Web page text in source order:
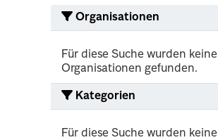
Organisationen
Für diese Suche wurden keine
Organisationen gefunden.
Kategorien
Für diese Suche wurden keine